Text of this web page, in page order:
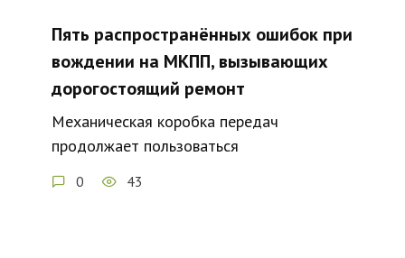
Пять распространённых ошибок при
вождении на МКПП, вызывающих
дорогостоящий ремонт
Механическая коробка передач
продолжает пользоваться
0 43